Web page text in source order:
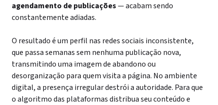
agendamento de publicações— acabam sendo
constantemente adiadas.
O resultado é um perfil nas redes sociais inconsistente,
que passa semanas sem nenhuma publicação nova,
transmitindo uma imagem de abandono ou
desorganização para quem visita a página. No ambiente
digital, a presença irregular destrói a autoridade. Para que
o algoritmo das plataformas distribua seu conteúdo e